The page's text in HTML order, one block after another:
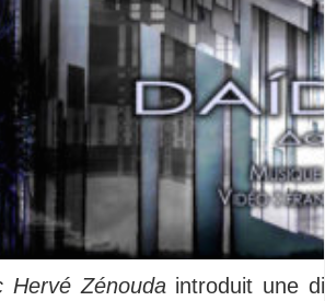
Hervé Zénoudaintroduit une